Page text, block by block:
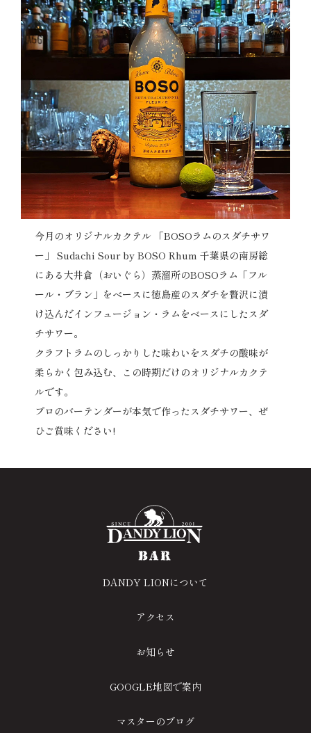
今月のオリジナルカクテル 「BOSOラムのスダチサワ
ー」 Sudachi Sour by BOSO Rhum 千葉県の南房総
にある大井倉（おいぐら）蒸溜所のBOSOラム「フル
ール・ブラン」をベースに徳島産のスダチを贅沢に漬
け込んだインフュージョン・ラムをベースにしたスダ
チサワー。
クラフトラムのしっかりした味わいをスダチの酸味が
柔らかく包み込む、この時期だけのオリジナルカクテ
ルです。
プロのバーテンダーが本気で作ったスダチサワー、ぜ
ひご賞味ください!
DANDY LIONについて
アクセス
お知らせ
GOOGLE地図で案内
マスターのブログ